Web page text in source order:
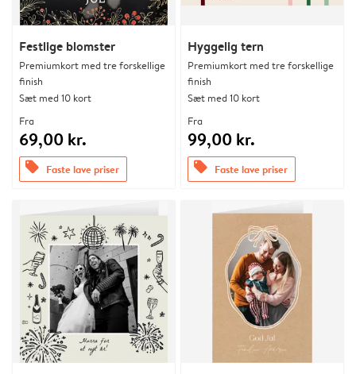
Festlige blomster
Premiumkort med tre forskellige
finish
Sæt med 10 kort
Fra
69,00 kr.
offers Faste lave priser
Hyggelig tern
Premiumkort med tre forskellige
finish
Sæt med 10 kort
Fra
99,00 kr.
offers Faste lave priser